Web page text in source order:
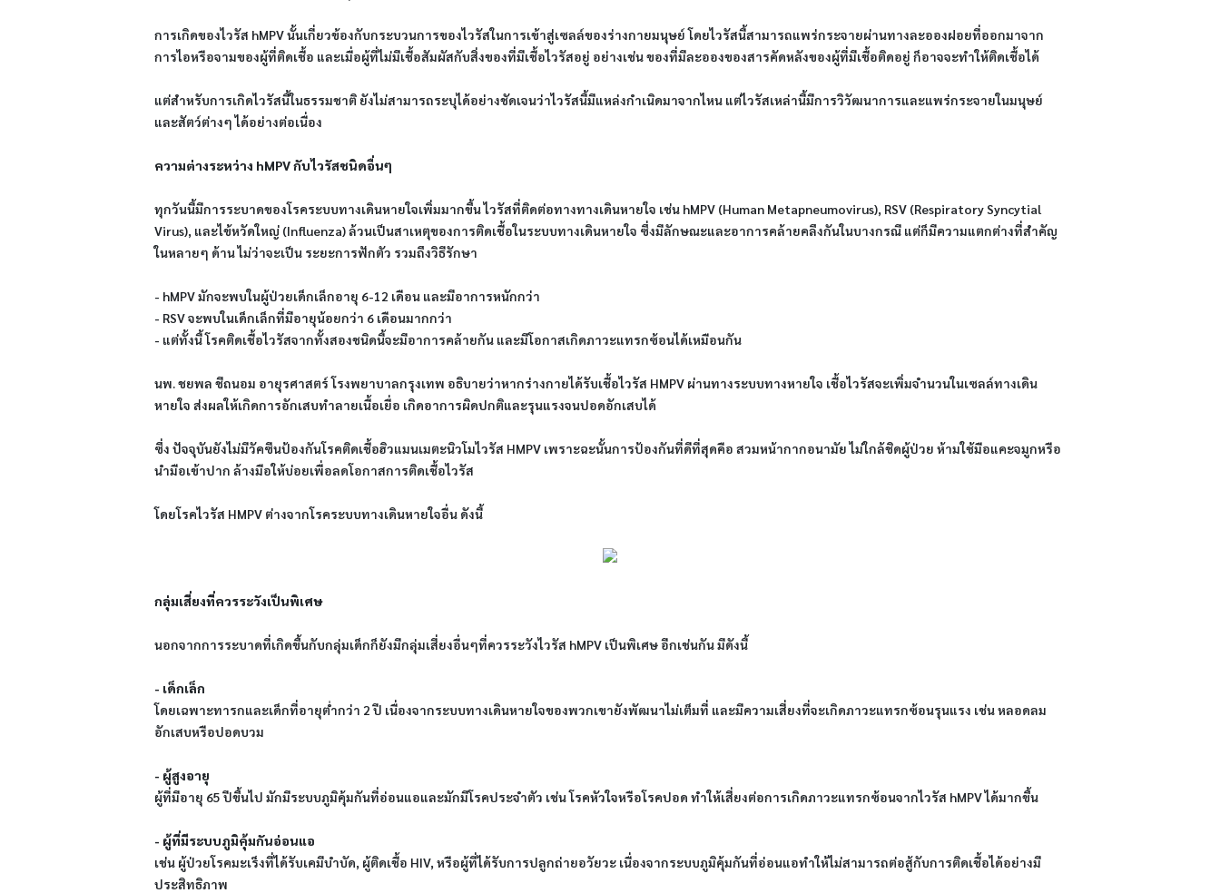
การเกิดของไวรัส hMPV นั้นเกี่ยวข้องกับกระบวนการของไวรัสในการเข้าสู่เซลล์ของร่างกายมนุษย์ โดยไวรัสนี้สามารถแพร่กระจายผ่านทางละอองฝอยที่ออกมาจาก
การไอหรือจามของผู้ที่ติดเชื้อ และเมื่อผู้ที่ไม่มีเชื้อสัมผัสกับสิ่งของที่มีเชื้อไวรัสอยู่ อย่างเช่น ของที่มีละอองของสารคัดหลังของผู้ที่มีเชื้อติดอยู่ ก็อาจจะทำให้ติดเชื้อได้
แต่สำหรับการเกิดไวรัสนี้ในธรรมชาติ ยังไม่สามารถระบุได้อย่างชัดเจนว่าไวรัสนี้มีแหล่งกำเนิดมาจากไหน แต่ไวรัสเหล่านี้มีการวิวัฒนาการและแพร่กระจายในมนุษย์
และสัตว์ต่างๆ ได้อย่างต่อเนื่อง
ความต่างระหว่าง hMPV กับไวรัสชนิดอื่นๆ
ทุกวันนี้มีการระบาดของโรคระบบทางเดินหายใจเพิ่มมากขึ้น ไวรัสที่ติดต่อทางทางเดินหายใจ เช่น hMPV (Human Metapneumovirus), RSV (Respiratory Syncytial
Virus), และไข้หวัดใหญ่ (Influenza) ล้วนเป็นสาเหตุของการติดเชื้อในระบบทางเดินหายใจ ซึ่งมีลักษณะและอาการคล้ายคลึงกันในบางกรณี แต่ก็มีความแตกต่างที่สำคัญ
ในหลายๆ ด้าน ไม่ว่าจะเป็น ระยะการฟักตัว รวมถึงวิธีรักษา
- hMPV มักจะพบในผู้ป่วยเด็กเล็กอายุ 6-12 เดือน และมีอาการหนักกว่า
- RSV จะพบในเด็กเล็กที่มีอายุน้อยกว่า 6 เดือนมากกว่า
- แต่ทั้งนี้ โรคติดเชื้อไวรัสจากทั้งสองชนิดนี้จะมีอาการคล้ายกัน และมีโอกาสเกิดภาวะแทรกซ้อนได้เหมือนกัน
นพ. ชยพล ชีถนอม อายุรศาสตร์ โรงพยาบาลกรุงเทพ อธิบายว่าหากร่างกายได้รับเชื้อไวรัส HMPV ผ่านทางระบบทางหายใจ เชื้อไวรัสจะเพิ่มจำนวนในเซลล์ทางเดิน
หายใจ ส่งผลให้เกิดการอักเสบทำลายเนื้อเยื่อ เกิดอาการผิดปกติและรุนแรงจนปอดอักเสบได้
ซึ่ง ปัจจุบันยังไม่มีวัคซีนป้องกันโรคติดเชื้อฮิวแมนเมตะนิวโมไวรัส HMPV เพราะฉะนั้นการป้องกันที่ดีที่สุดคือ สวมหน้ากากอนามัย ไม่ใกล้ชิดผู้ป่วย ห้ามใช้มือแคะจมูกหรือ
นำมือเข้าปาก ล้างมือให้บ่อยเพื่อลดโอกาสการติดเชื้อไวรัส
โดยโรคไวรัส HMPV ต่างจากโรคระบบทางเดินหายใจอื่น ดังนี้
กลุ่มเสี่ยงที่ควรระวังเป็นพิเศษ
นอกจากการระบาดที่เกิดขึ้นกับกลุ่มเด็กก็ยังมีกลุ่มเสี่ยงอื่นๆที่ควรระวังไวรัส hMPV เป็นพิเศษ อีกเช่นกัน มีดังนี้
- เด็กเล็ก
โดยเฉพาะทารกและเด็กที่อายุต่ำกว่า 2 ปี เนื่องจากระบบทางเดินหายใจของพวกเขายังพัฒนาไม่เต็มที่ และมีความเสี่ยงที่จะเกิดภาวะแทรกซ้อนรุนแรง เช่น หลอดลม
อักเสบหรือปอดบวม
- ผู้สูงอายุ
ผู้ที่มีอายุ 65 ปีขึ้นไป มักมีระบบภูมิคุ้มกันที่อ่อนแอและมักมีโรคประจำตัว เช่น โรคหัวใจหรือโรคปอด ทำให้เสี่ยงต่อการเกิดภาวะแทรกซ้อนจากไวรัส hMPV ได้มากขึ้น
- ผู้ที่มีระบบภูมิคุ้มกันอ่อนแอ
เช่น ผู้ป่วยโรคมะเร็งที่ได้รับเคมีบำบัด, ผู้ติดเชื้อ HIV, หรือผู้ที่ได้รับการปลูกถ่ายอวัยวะ เนื่องจากระบบภูมิคุ้มกันที่อ่อนแอทำให้ไม่สามารถต่อสู้กับการติดเชื้อได้อย่างมี
ประสิทธิภาพ